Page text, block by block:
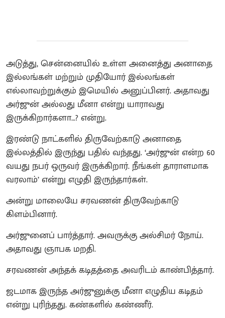
அடுத்து, சென்னையில் உள்ள அனைத்து அனாதை
இல்லங்கள் மற்றும் முதியோர் இல்லங்கள்
எல்லாவற்றுக்கும் இமெயில் அனுப்பினர். அதாவது
அர்ஜுன் அல்லது மீனா என்று யாராவது
இருக்கிறார்களா…? என்று.
இரண்டு நாட்களில் திருவேற்காடு அனாதை
இல்லத்தில் இருந்து பதில் வந்தது. ‘அர்ஜுன் என்ற 60
வயது நபர் ஒருவர் இருக்கிறார். நீங்கள் தாராளமாக
வரலாம்’ என்று எழுதி இருந்தார்கள்.
அன்று மாலையே சரவணன் திருவேற்காடு
கிளம்பினார்.
அர்ஜுனைப் பார்த்தார். அவருக்கு அல்சிமர் நோய்.
அதாவது ஞாபக மறதி.
சரவணன் அந்தக் கடிதத்தை அவரிடம் காண்பித்தார்.
ஜடமாக இருந்த அர்ஜுனுக்கு மீனா எழுதிய கடிதம்
என்று புரிந்தது. கண்களில் கண்ணீர்.